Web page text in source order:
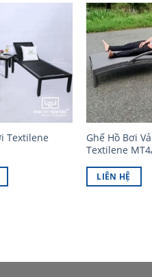
Textilene
Ghế Hồ Bơi
Textilene
LIÊN HỆ